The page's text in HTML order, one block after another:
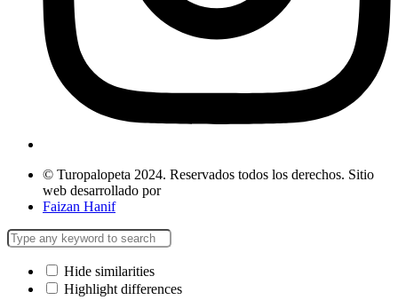
© Turopalopeta 2024. Reservados todos los derechos. Sitio
web desarrollado por
Faizan Hanif
Hide similarities
Highlight differences